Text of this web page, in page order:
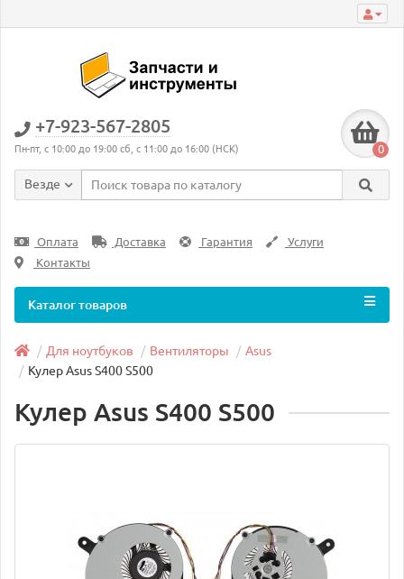
+7-923-567-2805
Пн-пт, с 10:00 до 19:00 сб, с 11:00 до 16:00 (НСК) 0
Везде
Оплата Доставка Гарантия
Услуги
Контакты
Каталог товаров
Для ноутбуков Вентиляторы
Asus
Кулер Asus S400 S500
Кулер Asus S400 S500